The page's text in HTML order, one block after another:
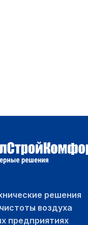
решения
воздуха
предприятиях